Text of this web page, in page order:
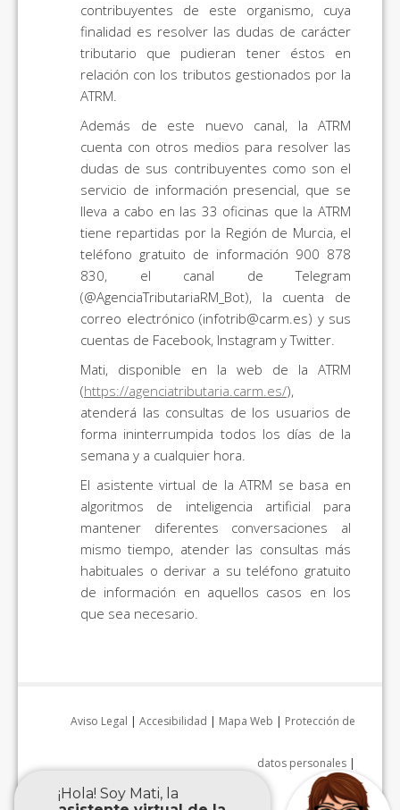
contribuyentes de este organismo, cuya
finalidad es resolver las dudas de carácter
tributario que pudieran tener éstos en
relación con los tributos gestionados por la
ATRM.
Además de este nuevo canal, la ATRM
cuenta con otros medios para resolver las
dudas de sus contribuyentes como son el
servicio de información presencial, que se
lleva a cabo en las 33 oficinas que la ATRM
tiene repartidas por la Región de Murcia, el
teléfono gratuito de información 900 878
830, el canal de Telegram
(@AgenciaTributariaRM_Bot), la cuenta de
correo electrónico (infotrib@carm.es) y sus
cuentas de Facebook, Instagram y Twitter.
Mati, disponible en la web de la ATRM
(https://agenciatributaria.carm.es/),
atenderá las consultas de los usuarios de
forma ininterrumpida todos los días de la
semana y a cualquier hora.
El asistente virtual de la ATRM se basa en
algoritmos de inteligencia artificial para
mantener diferentes conversaciones al
mismo tiempo, atender las consultas más
habituales o derivar a su teléfono gratuito
de información en aquellos casos en los
que sea necesario.
Aviso Legal | Accesibilidad | Mapa Web | Protección de
datos personales |